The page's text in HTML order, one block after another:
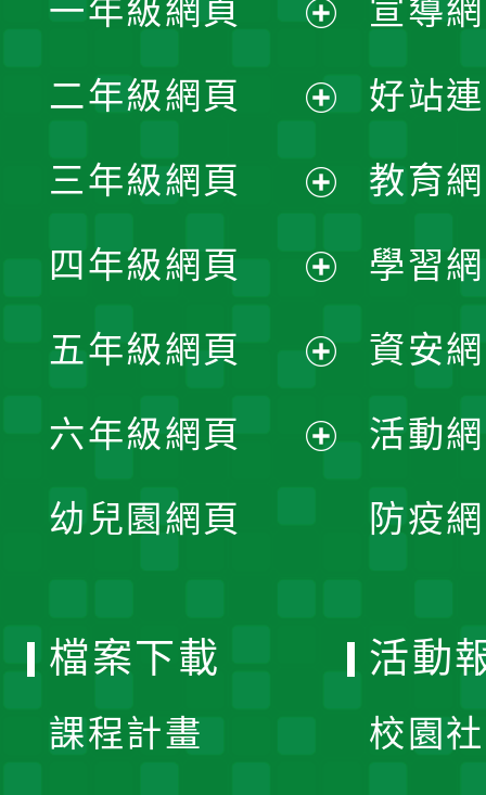
一年級網頁
開
選
單
二年級網頁
開
選
單
三年級網頁
開
選
單
四年級網頁
開
選
五年級網頁
開
六年級網頁
幼兒園網頁
宣導
好站
教育
學習
資安
活動
防疫
檔案下載
課程計畫
活動
校園